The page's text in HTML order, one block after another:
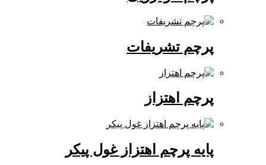
پرچم تشریفات
پرچم اهتزاز
پایه پرچم اهتزاز غول پیکر